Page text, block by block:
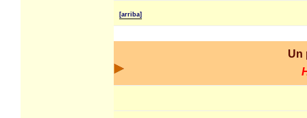
[arriba]
Un